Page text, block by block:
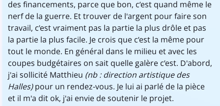
des financements, parce que bon, c’est quand même le
nerf de la guerre. Et trouver de l'argent pour faire son
travail, c’est vraiment pas la partie la plus drôle et pas
la partie la plus facile. Je crois que c’est la même pour
tout le monde. En général dans le milieu et avec les
coupes budgétaires on sait quelle galère c’est. D'abord,
j'ai sollicité Matthieu (nb : direction artistique des
Halles)pour un rendez-vous. Je lui ai parlé de la pièce
et il m'a dit ok, j'ai envie de soutenir le projet.